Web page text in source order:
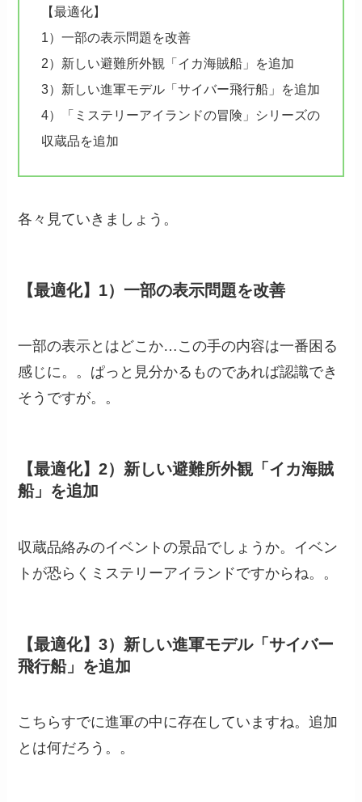
【最適化】
1）一部の表示問題を改善
2）新しい避難所外観「イカ海賊船」を追加
3）新しい進軍モデル「サイバー飛行船」を追加
4）「ミステリーアイランドの冒険」シリーズの
収蔵品を追加
各々見ていきましょう。
【最適化】1）一部の表示問題を改善
一部の表示とはどこか…この手の内容は一番困る
感じに。。ぱっと見分かるものであれば認識でき
そうですが。。
【最適化】2）新しい避難所外観「イカ海賊
船」を追加
収蔵品絡みのイベントの景品でしょうか。イベン
トが恐らくミステリーアイランドですからね。。
【最適化】3）新しい進軍モデル「サイバー
飛行船」を追加
こちらすでに進軍の中に存在していますね。追加
とは何だろう。。